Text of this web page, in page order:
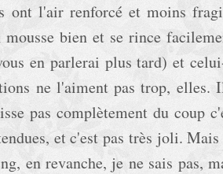
ont l'air renforcé et moins
bien et se rince
en parlerai plus tard) et
ne l'aiment pas trop, elles.
pas complètement du coup
et c'est pas très joli. Mais
en revanche, je ne sais pas,